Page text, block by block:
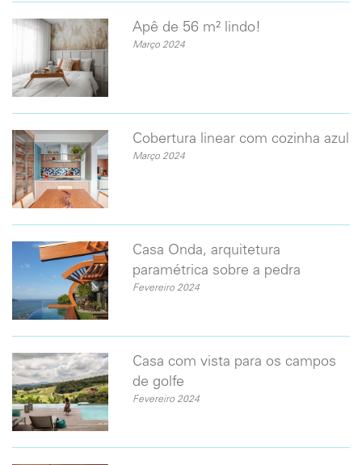
Apê de 56 m² lindo!
Março 2024
Cobertura linear com cozinha azul
Março 2024
Casa Onda, arquitetura
paramétrica sobre a pedra
Fevereiro 2024
Casa com vista para os campos
de golfe
Fevereiro 2024